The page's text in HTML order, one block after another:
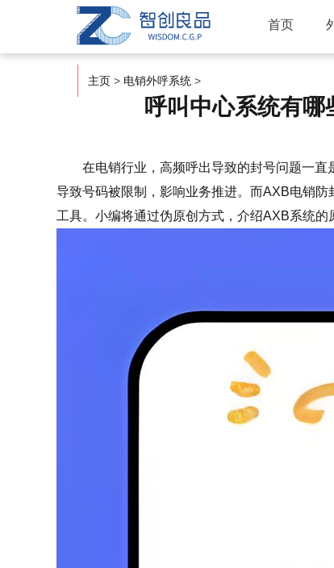
首页
主页 > 电销外呼系统 >
呼叫中心系统有
在电销行业，高频呼出导致的封号问题一直
导致号码被限制，影响业务推进。而AXB电销
工具。小编将通过伪原创方式，介绍AXB系统